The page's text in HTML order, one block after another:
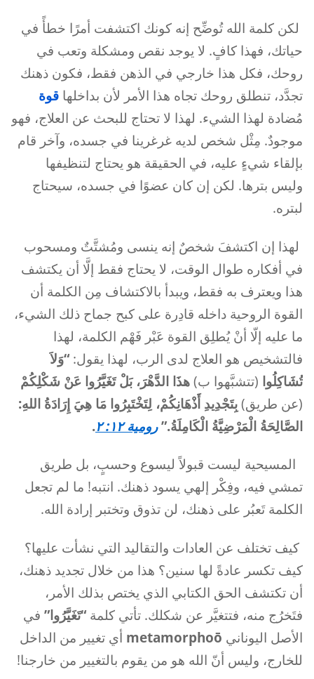
لكن كلمة الله تُوضِّح إنه كونك اكتشفت أمرًا خطأً في
حياتك، فهذا كافٍ. لا يوجد نقص ومشكلة وتعب في
روحك، فكل هذا خارجي في الذهن فقط، فكون ذهنك
تجدَّد، تنطلق روحك تجاه هذا الأمر لأن بداخلها قوة
مُضادة لهذا الشيء. لهذا لا تحتاج للبحث عن العلاج، فهو
موجودٌ. مِثْل شخص لديه غرغرينا في جسده، وآخر قام
بإلقاء شيءٍ عليه، في الحقيقة هو يحتاج لتنظيفها
وليس بترها. لكن إن كان عضوًا في جسده، سيحتاج
لبتره.
لهذا إن اكتشفَ شخصٌ إنه ينسى ومُشتَّتٌ ومسحوب
في أفكاره طوال الوقت، لا يحتاج فقط إلَّا أن يكتشف
هذا ويعترف به فقط، ويبدأ بالاكتشاف مِن الكلمة أن
القوة الروحية داخله قادِرة على كبح جماح ذلك الشيء،
ما عليه إلّا أنْ يُطلِق القوة عَبْر فَهْم الكلمة، لهذا
فالتشخيص هو العلاج لدى الرب، لهذا يقول: “وَلاَ
تُشَاكِلُوا (تتشبَّهوا ب) هذَا الدَّهْرَ، بَلْ تَغَيَّرُوا عَنْ شَكْلِكُمْ
(عن طريق) بِتَجْدِيدِ أَذْهَانِكُمْ، لِتَخْتَبِرُوا مَا هِيَ إِرَادَةُ اللهِ:
الصَّالِحَةُ الْمَرْضِيَّةُ الْكَامِلَةُ.”رومية ١٢: ٢ .
المسيحية ليست قبولاً ليسوع وحسبٍ، بل طريق
تمشي فيه، وفِكْر إلهي يسود ذهنك. انتبه! ما لم تجعل
الكلمة تَعبُر على ذهنك، لن تذوق وتختبر إرادة الله.
كيف تختلف عن العادات والتقاليد التي نشأت عليها؟
كيف تكسر عادةً لها سنين؟ هذا من خلال تجديد ذهنك،
أن تكتشف الحق الكتابي الذي يختص بذلك الأمر،
فتَخرُج منه، فتتغيَّر عن شكلك. تأتي كلمة “تَغَيَّرُوا” في
الأصل اليوناني metamorphoō أي تغيير من الداخل
للخارج، وليس أنّ الله هو من يقوم بالتغيير من خارجنا!